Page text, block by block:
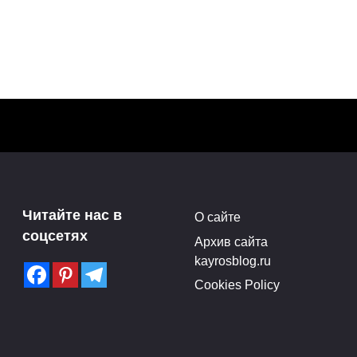
–
и
Читайте нас в
соцсетях
О сайте
Архив сайта
kayrosblog.ru
Cookies Policy